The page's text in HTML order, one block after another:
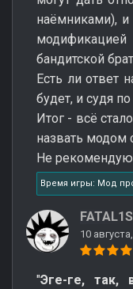
наёмниками),
бандитской
Есть ли ответ
будет, и судя
Итог - всё
назвать модом
Не рекомендую
Время игры: Мод
10
"Эге-ге, так,